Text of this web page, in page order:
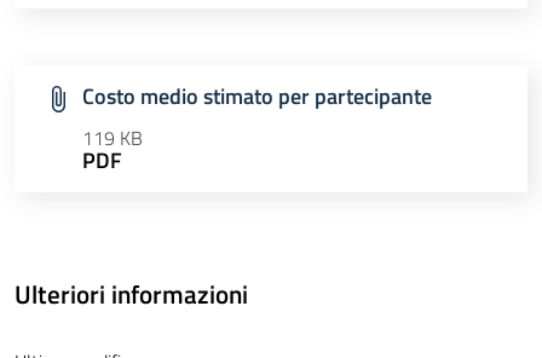
Costo medio stimato per partecipante
119 KB
PDF
Ulteriori informazioni